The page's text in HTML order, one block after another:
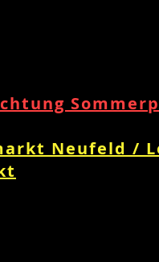
Neufeld /